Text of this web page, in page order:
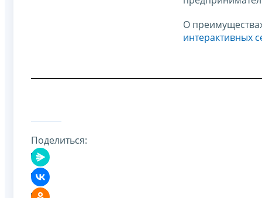
О
интерактивных
Поделиться: